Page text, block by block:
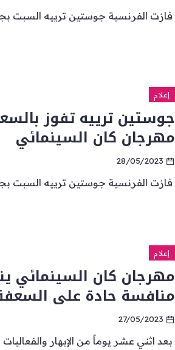
فازت الفرنسية جوستين ترييه السبت
إعلام
جوستين ترييه تفوز
مهرجان كان السينمائي
28/05/2023
فازت الفرنسية جوستين ترييه السبت
إعلام
منافسة حادة على
27/05/2023
بعد اثني عشر يوماً من الإبهار